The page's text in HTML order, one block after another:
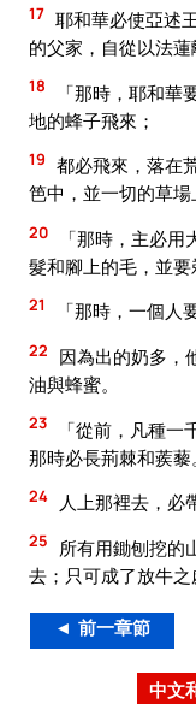
17 耶和華必使亞述
的父家，自從以法蓮
18
「那時，耶和華
地的蜂子飛來；
19 都必飛來，落在
笆中，並一切的草場
20
「那時，主必
髮和腳上的毛，並要
21 「那時，一個人
22
因為出的奶多，
油與蜂蜜。
23
「從前，凡種
那時必長荊棘和蒺藜。
24 人上那裡去，必
25
所有用鋤刨挖的
去；只可成了放牛之
◄ 前一章節
中文